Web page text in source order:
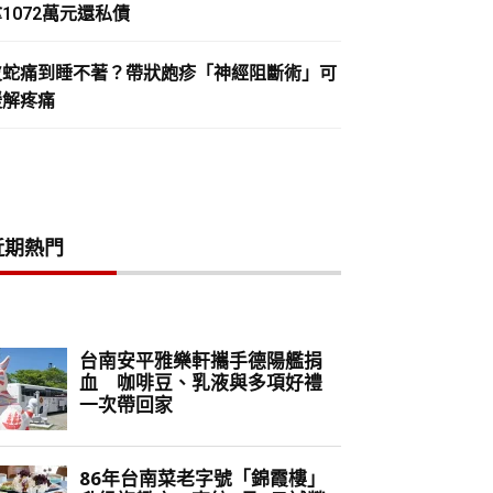
萬元還私債
痛到睡不著？帶狀皰疹「神經阻斷術」可
疼痛
熱門